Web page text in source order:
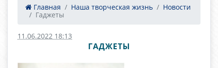
Главная Наша творческая жизнь
Новости
Гаджеты
11.06.2022 18:13
ГАДЖЕТЫ